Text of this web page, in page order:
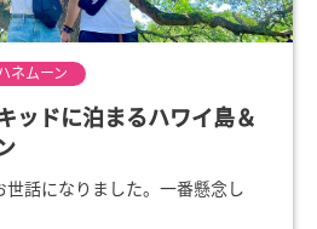
ネムーン
ッドに泊まるハワイ島＆
話になりました。一番懸念し